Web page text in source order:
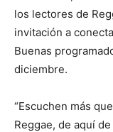
los lectores de
invitación a
Buenas
diciembre.
“Escuchen más
Reggae, de aquí